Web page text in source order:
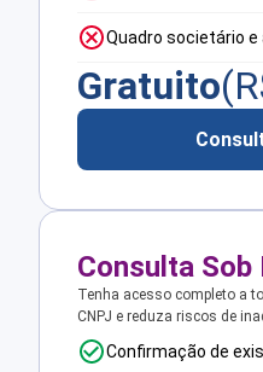
Quadro societário
Gratuito
Consulta Sob
Tenha acesso completo a
CNPJ e reduza riscos de
Confirmação de